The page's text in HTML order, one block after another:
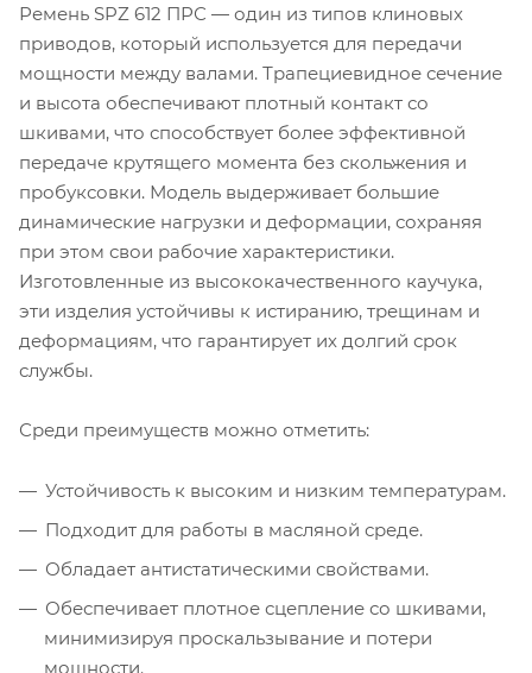
Ремень SPZ 612 ПРС — один из типов клиновых
приводов, который используется для передачи
мощности между валами. Трапециевидное сечение
и высота обеспечивают плотный контакт со
шкивами, что способствует более эффективной
передаче крутящего момента без скольжения и
пробуксовки. Модель выдерживает большие
динамические нагрузки и деформации, сохраняя
при этом свои рабочие характеристики.
Изготовленные из высококачественного каучука,
эти изделия устойчивы к истиранию, трещинам и
деформациям, что гарантирует их долгий срок
службы.
Среди преимуществ можно отметить:
Устойчивость к высоким и низким температурам.
Подходит для работы в масляной среде.
Обладает антистатическими свойствами.
Обеспечивает плотное сцепление со шкивами,
минимизируя проскальзывание и потери
мощности.